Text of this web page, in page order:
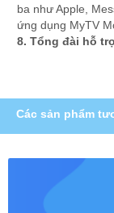
ba như Apple,
ứng dụng MyTV
8. Tổng đài hỗ
Các sản phẩm